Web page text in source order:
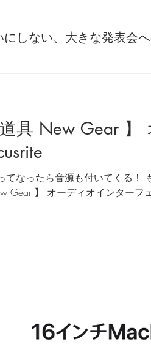
にしない、大きな発表会
心、灯せ道筋！
い記事 便利な経験、
具 New Gear
てなったら音源も付いてくる
Gear 】 オーディオインター